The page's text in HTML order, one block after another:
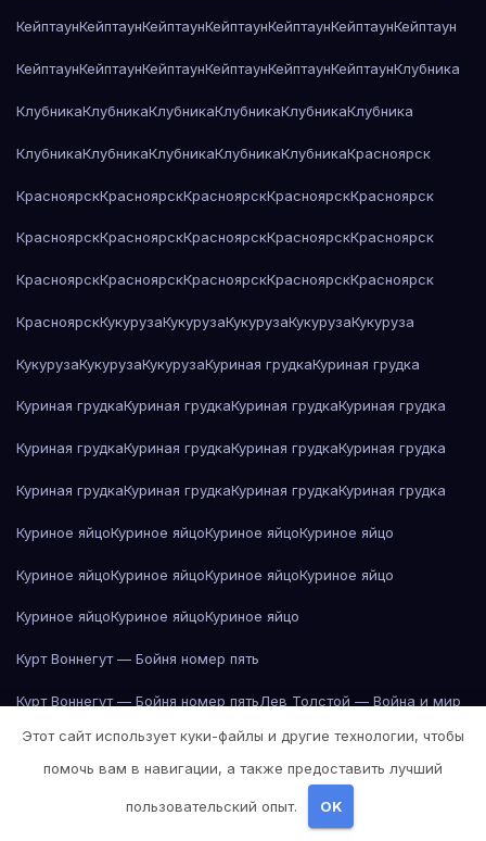
КейптаунКейптаунКейптаунКейптаунКейптаунКейптаунКейптаун
КейптаунКейптаунКейптаунКейптаунКейптаунКейптаунКлубника
КлубникаКлубникаКлубникаКлубникаКлубникаКлубника
КлубникаКлубникаКлубникаКлубникаКлубникаКрасноярск
КрасноярскКрасноярскКрасноярскКрасноярскКрасноярск
КрасноярскКрасноярскКрасноярскКрасноярскКрасноярск
КрасноярскКрасноярскКрасноярскКрасноярскКрасноярск
КрасноярскКукурузаКукурузаКукурузаКукурузаКукуруза
КукурузаКукурузаКукурузаКуриная грудкаКуриная грудка
Куриная грудкаКуриная грудкаКуриная грудкаКуриная грудка
Куриная грудкаКуриная грудкаКуриная грудкаКуриная грудка
Куриная грудкаКуриная грудкаКуриная грудкаКуриная грудка
Куриное яйцоКуриное яйцоКуриное яйцоКуриное яйцо
Куриное яйцоКуриное яйцоКуриное яйцоКуриное яйцо
Куриное яйцоКуриное яйцоКуриное яйцо
Курт Воннегут — Бойня номер пять
Курт Воннегут — Бойня номер пятьЛев Толстой — Война и мир
Лев Толстой — Война и мирЛев Толстой — Война и мир
Лев Толстой — Война и мир
Лев Толстой — Война и мир
Этот сайт использует куки-файлы и другие технологии, чтобы
помочь вам в навигации, а также предоставить лучший
пользовательский опыт. OK